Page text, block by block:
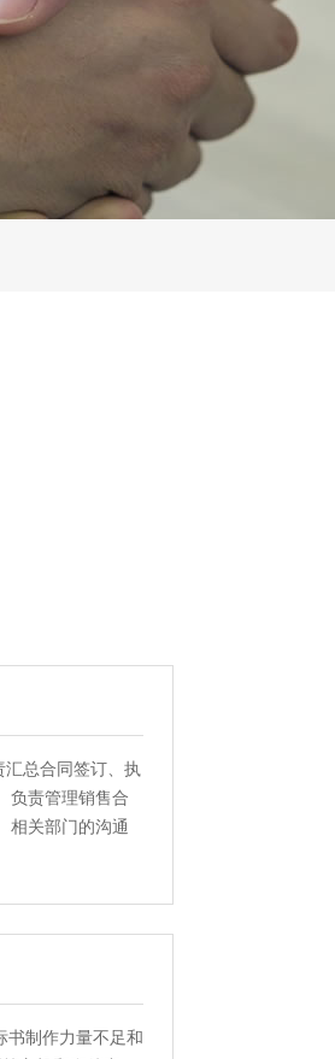
总合同签订、执
负责管理销售合
相关部门的沟通
书制作力量不足和